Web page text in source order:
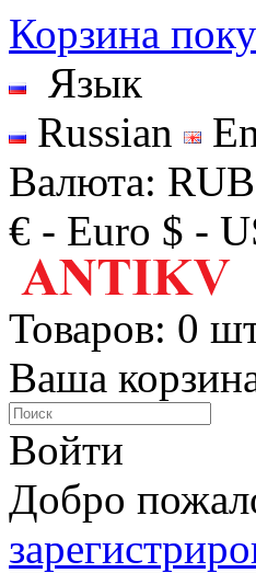
Корзина
Язык
Russian
Валюта: RUB
€ - Euro $ -
Товаров: 0
Ваша
Войти
Добро